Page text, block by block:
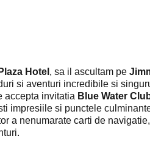
Hotel , sa il ascultam pe
si aventuri incredibile si
accepta invitatia Blue Water
impresiile si punctele
a nenumarate carti de